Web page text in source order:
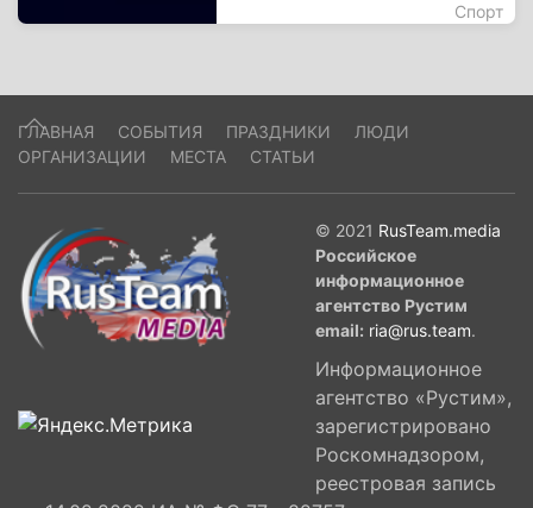
Спорт
ГЛАВНАЯ СОБЫТИЯ ПРАЗДНИКИ
ЛЮДИ
ОРГАНИЗАЦИИ
МЕСТА СТАТЬИ
© 2021 RusTeam.media
Российское
информационное
агентство Рустим
email: ria@rus.team.
Информационное
агентство «Рустим»,
зарегистрировано
Роскомнадзором,
реестровая запись